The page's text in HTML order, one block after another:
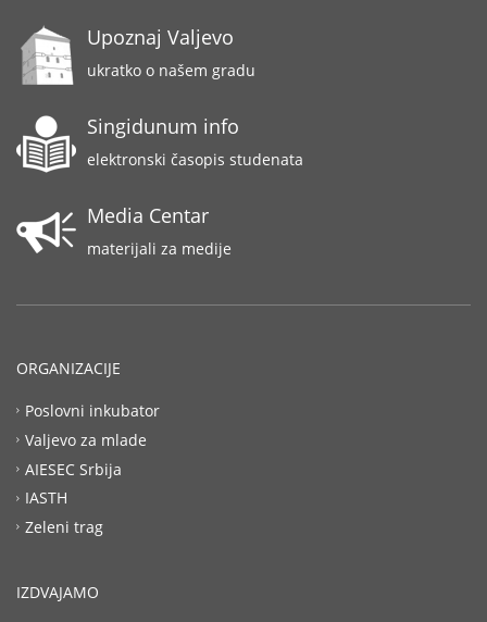
Upoznaj Valjevo
ukratko o našem gradu
Singidunum info
elektronski časopis studenata
Media Centar
materijali za medije
ORGANIZACIJE
Poslovni inkubator
Valjevo za mlade
AIESEC Srbija
IASTH
Zeleni trag
IZDVAJAMO